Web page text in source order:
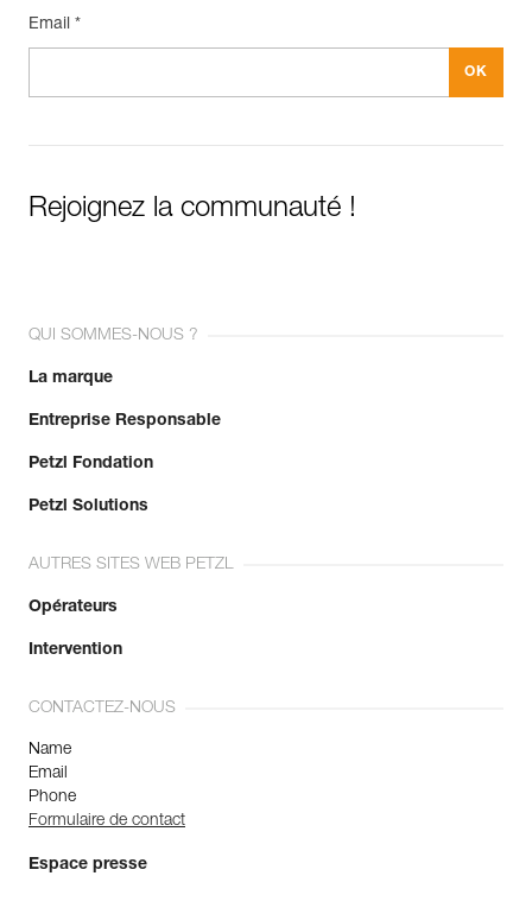
Email *
Rejoignez la communauté !
QUI SOMMES-NOUS ?
La marque
Entreprise Responsable
Petzl Fondation
Petzl Solutions
AUTRES SITES WEB PETZL
Opérateurs
Intervention
CONTACTEZ-NOUS
Name
Email
Phone
Formulaire de contact
Espace presse